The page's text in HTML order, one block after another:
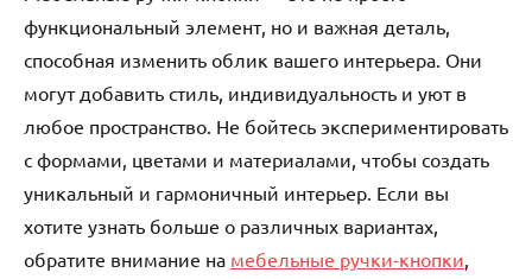
функциональный элемент, но и важная деталь,
способная изменить облик вашего интерьера. Они
могут добавить стиль, индивидуальность и уют в
любое пространство. Не бойтесь экспериментировать
с формами, цветами и материалами, чтобы создать
уникальный и гармоничный интерьер. Если вы
хотите узнать больше о различных вариантах,
обратите внимание на мебельные ручки-кнопки,